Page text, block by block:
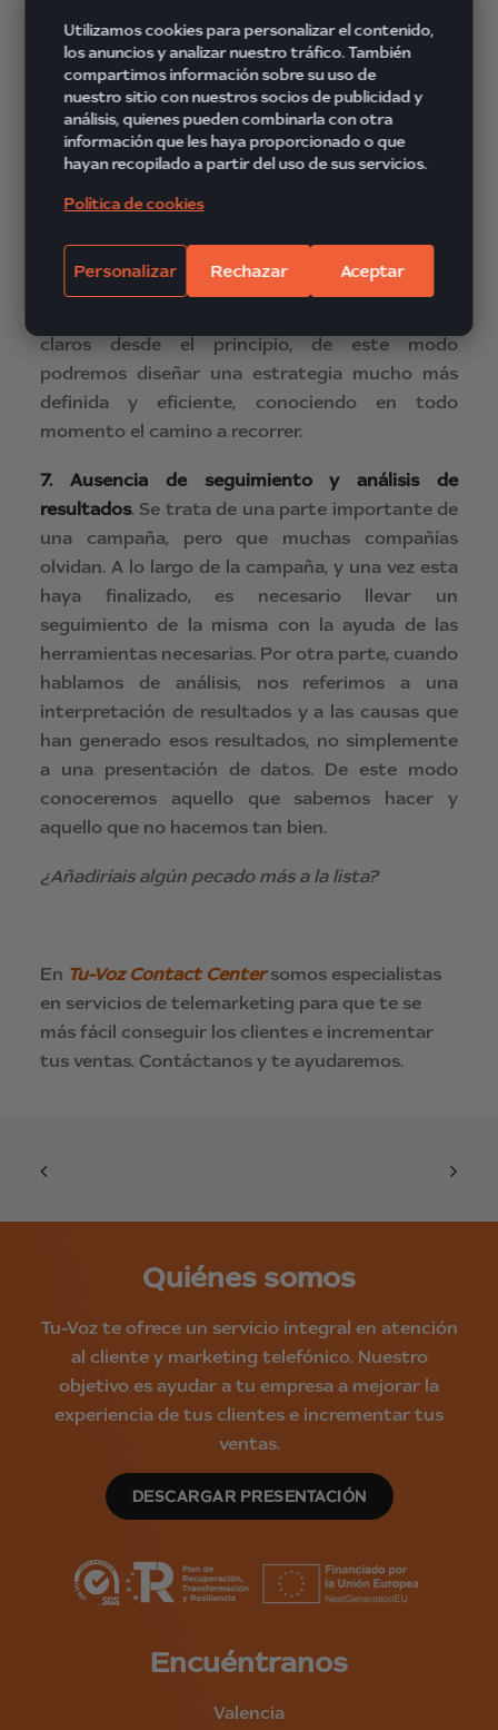
apenas están de paso por el sector.
No invertir los recursos necesarios. Para
conseguir buenos resultados habrá que
disponer de los recursos necesarios. Recortar
para evitar costes no reportará ningún
beneficio significativo, más bien todo lo
No definir unos objetivos claros de campaña
claros desde el principio, de este modo
podremos diseñar una estrategia mucho más
definida y eficiente, conociendo en todo
momento el camino a recorrer.
7. Ausencia de seguimiento y análisis de
resultados. Se trata de una parte importante de
una campaña, pero que muchas compañías
olvidan. A lo largo de la campaña, y una vez esta
haya finalizado, es necesario llevar un
seguimiento de la misma con la ayuda de las
herramientas necesarias. Por otra parte, cuando
hablamos de análisis, nos referimos a una
interpretación de resultados y a las causas que
han generado esos resultados, no simplemente
a una presentación de datos. De este modo
conoceremos aquello que sabemos hacer y
aquello que no hacemos tan bien.
¿Añadiríais algún pecado más a la lista?
En Tu-Voz Contact Center somos especialistas
en servicios de telemarketing para que te se
más fácil conseguir los clientes e incrementar
tus ventas. Contáctanos y te ayudaremos.
Quiénes somos
Tu-Voz te ofrece un servicio integral en atención
al cliente y marketing telefónico. Nuestro
objetivo es ayudar a tu empresa a mejorar la
experiencia de tus clientes e incrementar tus
ventas.
DESCARGAR PRESENTACIÓN
Encuéntranos
Valencia
Utilizamos cookies para personalizar el contenido,
los anuncios y analizar nuestro tráfico. También
compartimos información sobre su uso de
nuestro sitio con nuestros socios de publicidad y
análisis, quienes pueden combinarla con otra
información que les haya proporcionado o que
hayan recopilado a partir del uso de sus servicios.
Política de cookies
Personalizar Rechazar Aceptar